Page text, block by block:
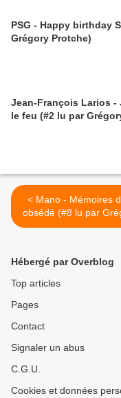
PSG - Happy birthday
Grégory Protche)
Jean-François Larios -
le feu (#2 lu par
< Mano - Mémoires d'un
obsédé (#8 lu par
Protche)
Hébergé par Overblog
Top articles
Pages
Contact
Signaler un abus
C.G.U.
Cookies et données